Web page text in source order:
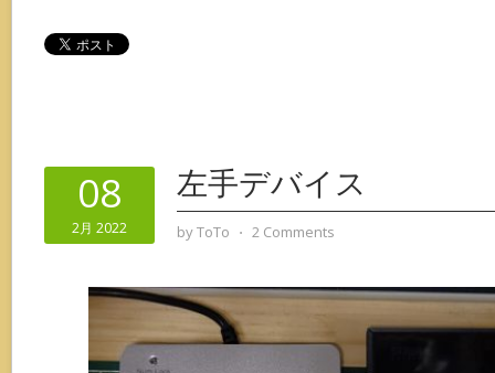
08
2月 2022
左手デバイス
byToTo ⋅ 2 Comments